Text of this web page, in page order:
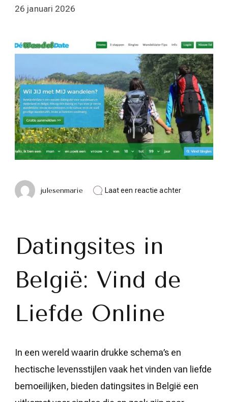
26 januari 2026
julesenmarie Laat een reactie achterop
Datingsites in
België: Vind de
Liefde Online
In een wereld waarin drukke schema’s en
hectische levensstijlen vaak het vinden van liefde
bemoeilijken, bieden datingsites in België een